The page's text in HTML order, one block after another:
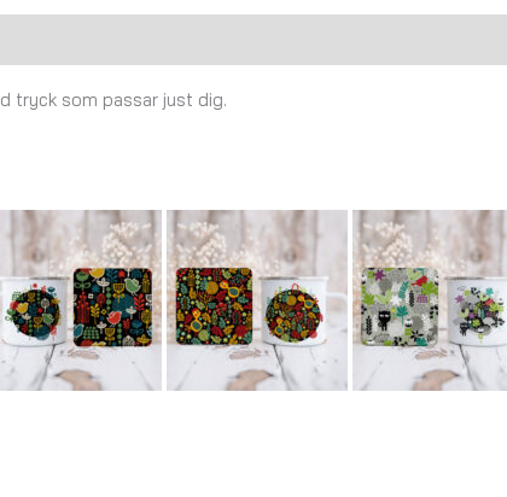
tryck som passar just dig.